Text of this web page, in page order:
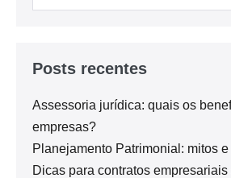
Posts recentes
Assessoria jurídica: quais os
empresas?
Planejamento Patrimonial: mitos
Dicas para contratos